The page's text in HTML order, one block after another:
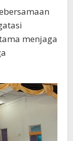
Tani
inovasi
ketahanan
yang di